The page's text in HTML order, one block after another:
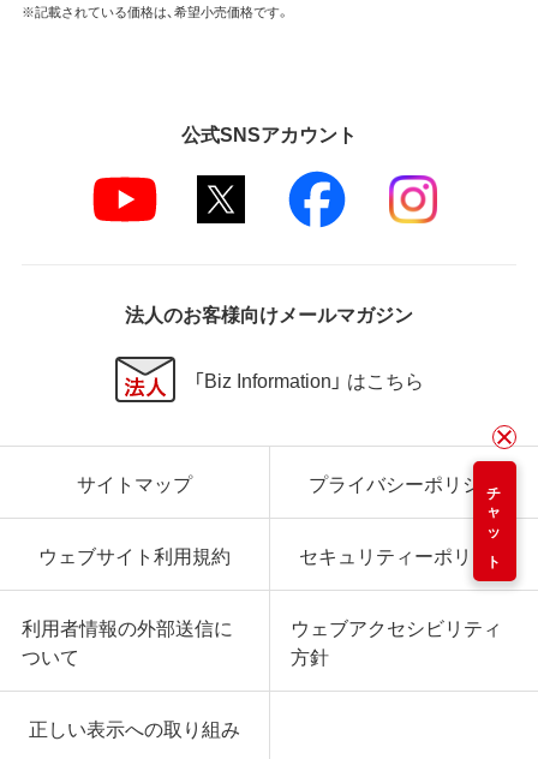
チャット
※記載されている価格は、希望小売価格です。
公式SNSアカウント
法人のお客様向けメールマガジン
「Biz Information」 はこちら
サイトマップ プライバシーポリシー
ウェブサイト利用規約 セキュリティーポリシー
利用者情報の外部送信に
ついて
ウェブアクセシビリティ
方針
正しい表示への取り組み